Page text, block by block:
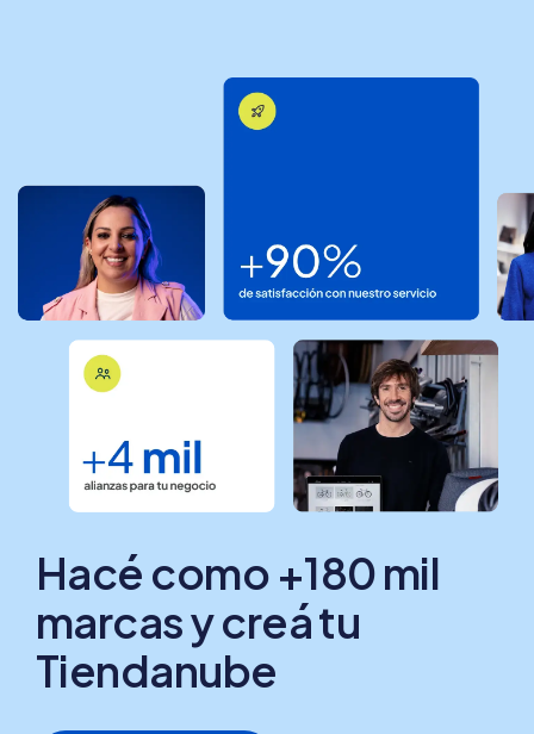
Hacé como +180 mil
marcas y creá tu
Tiendanube